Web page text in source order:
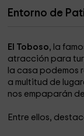
Entorno de
El Toboso, la
atracción para
la casa podemos
a multitud de
nos empaparán
Entre ellos,